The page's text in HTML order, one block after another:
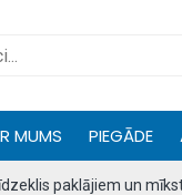
MUMS PIEGĀDE
paklājiem un